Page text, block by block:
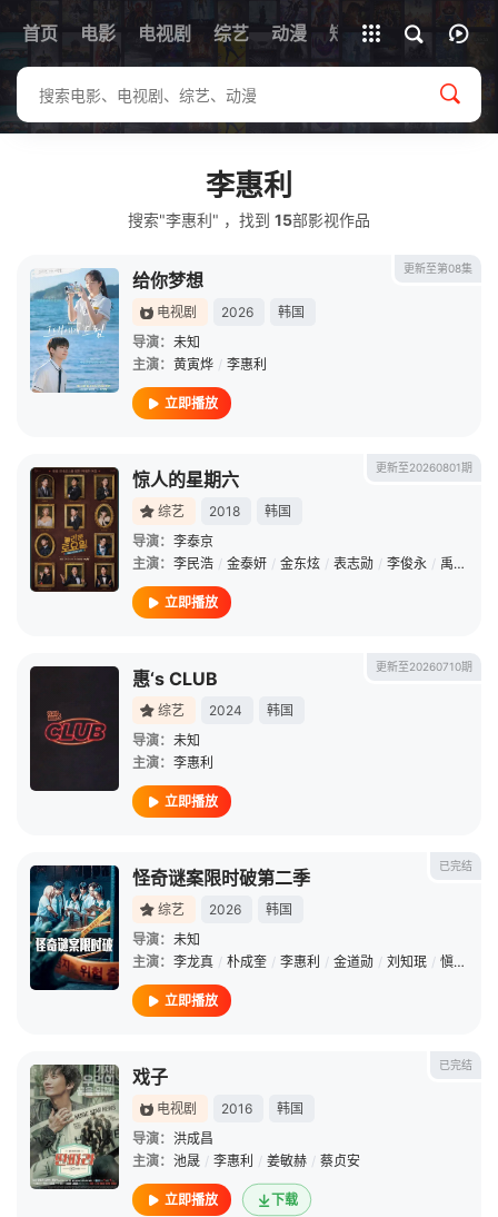
首页 电影 电视剧 综艺 动漫 短剧
全部影片
李惠利
搜索"李惠利" ，找到 15部影视作品
更新至第08集
给你梦想
电视剧 2026
韩国
导演： 未知
主演： 黄寅烨 / 李惠利
立即播放
更新至20260801期
惊人的星期六
综艺 2018
韩国
导演： 李泰京
主演： 李民浩 / 金泰妍 / 金东炫 / 表志勋 / 李俊永 / 禹智皓
立即播放
更新至20260710期
惠‘s CLUB
综艺 2024
韩国
导演： 未知
主演： 李惠利
立即播放
已完结
怪奇谜案限时破第二季
综艺 2026
韩国
导演： 未知
主演： 李龙真 / 朴成奎 / 李惠利 / 金道勋 / 刘知珉 / 愼嘉庀
立即播放
已完结
戏子
电视剧 2016
韩国
导演： 洪成昌
主演： 池晟 / 李惠利 / 姜敏赫 / 蔡贞安
立即播放 下载